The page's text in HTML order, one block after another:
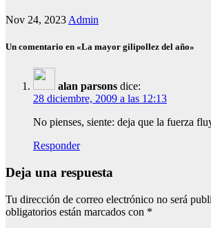
Nov 24, 2023 Admin
Un comentario en «La mayor gilipollez del año»
alan parsons dice:
28 diciembre, 2009 a las 12:13
No pienses, siente: deja que la fuerza
Responder
Deja una respuesta
Tu dirección de correo electrónico no será
obligatorios están marcados con *